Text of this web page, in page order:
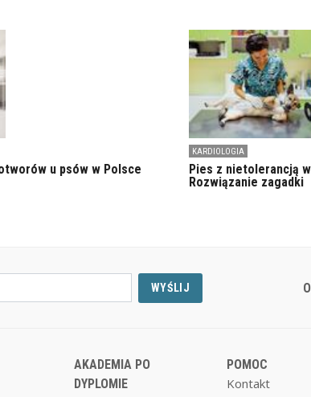
u psów w Polsce
KARDIOLOGIA
Pies z nietolerancją
Rozwiązanie zagadki
WYŚLIJ
AKADEMIA PO
DYPLOMIE
POMOC
Kontakt